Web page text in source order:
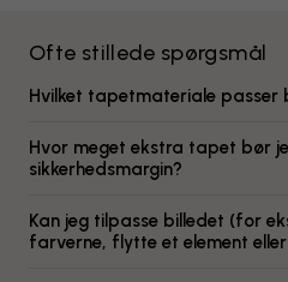
Ofte stillede spørgsmål
Hvilket tapetmateriale passer
Hvor meget ekstra tapet bør
sikkerhedsmargin?
Kan jeg tilpasse billedet (for
farverne, flytte et element eller